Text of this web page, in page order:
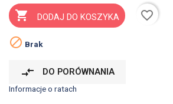
 DODAJ DO KOSZYKA
favorite_border
 Brak
compare_arrows DO PORÓWNANIA
Informacje o ratach